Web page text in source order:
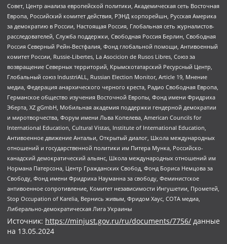
Совет, Центр анализа европейской политики, Академическая сеть Восточная
Европа, Российский комитет действия, РЭНД корпорейшн, Русская Америка
за демократию в России, Настоящая Россия, Глобальная сеть журналистов-
расследователей, Служба поддержки, Свободная Россия Берлин, Свободная
Россия Северный Рейн-Вестфалия, Фонд глобальной помощи, Антивоенный
комитет России, Russie-Libertes, La Asocicion de Rusos Libres, Союз за
возвращение Северных территорий, Крымскотатарский Ресурсный Центр,
Глобальный союз IndustriALL, Russian Election Monitor, Article 19, Мнение
медиа, Федерация анархического черного креста, Радио Свободная Европа,
Германское общество изучения Восточной Европы, Фонд имени Фридриха
Эберта, XZ gGmbH, Мобильная академия поддержки гендерной демократии
и миротворчества, Форум имени Льва Копелева, American Councils for
International Education, Cultural Vistas, Institute of International Education,
Антивоенное движение Антальи, Открытый диалог, Школа международных
отношений и государственной политики им Питера Мунка, Российско-
канадский демократический альянс, Школа международных отношений им
Нормана Патерсона, Центр Гражданских Свобод, Фонд Бориса Немцова за
Свободу, Фонд имени Фридриха Науманна за свободу, Феминистское
антивоенное сопротивление, Комитет независимости Ингушетии, Прометей,
Stop Occupation of Karelia, Вернись живым, Фридом Хаус, СОТА медиа,
Либерально-демократическая Лига Украины
Источник: https://minjust.gov.ru/ru/documents/7756/ данные
на 13.05.2024